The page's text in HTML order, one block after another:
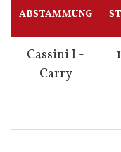
ABSTAMMUNG
Cassini I -
Carry